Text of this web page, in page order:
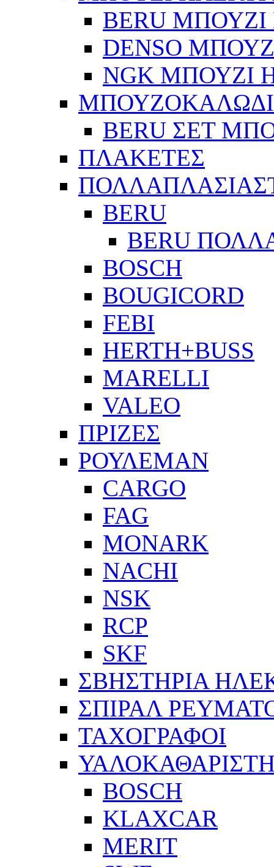
BERU
DENSO
NGK ΜΠΟΥΖΙ
BERU ΣΕΤ
ΠΛΑΚΕΤΕΣ
BERU
BERU
BOSCH
BOUGICORD
FEBI
HERTH+BUSS
MARELLI
VALEO
ΠΡΙΖΕΣ
ΡΟΥΛΕΜΑΝ
CARGO
FAG
MONARK
NACHI
NSK
RCP
SKF
ΣΒΗΣΤΗΡΙΑ
ΣΠΙΡΑΛ
ΤΑΧΟΓΡΑΦΟΙ
BOSCH
KLAXCAR
MERIT